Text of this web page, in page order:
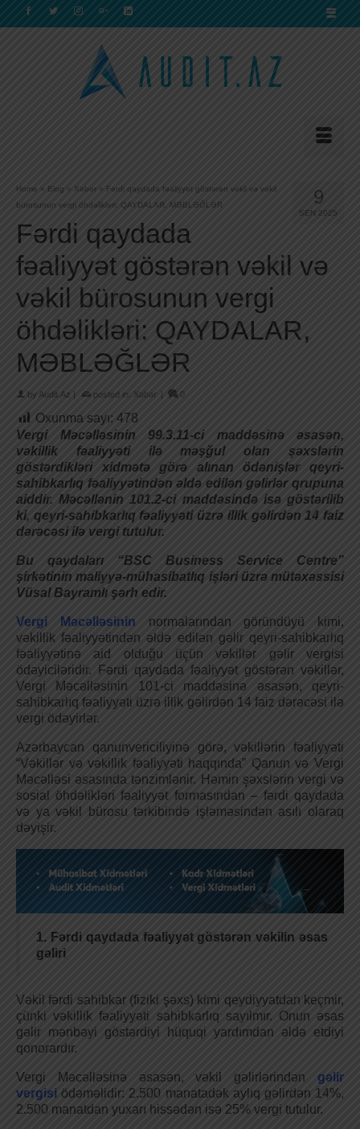
9
SEN 2025
Home » Blog » Xəbər » Fərdi qaydada fəaliyyət göstərən vəkil və vəkil
bürosunun vergi öhdəlikləri: QAYDALAR, MƏBLƏĞLƏR
Fərdi qaydada
fəaliyyət göstərən vəkil və
vəkil bürosunun vergi
öhdəlikləri: QAYDALAR,
MƏBLƏĞLƏR
by Audit.Az | posted in: Xəbər | 0
Oxunma sayı: 478
Vergi Məcəlləsinin 99.3.11-ci maddəsinə əsasən,
vəkillik fəaliyyəti ilə məşğul olan şəxslərin
göstərdikləri xidmətə görə alınan ödənişlər qeyri-
sahibkarlıq fəaliyyətindən əldə edilən gəlirlər qrupuna
aiddir. Məcəllənin 101.2-ci maddəsində isə göstərilib
ki, qeyri-sahibkarlıq fəaliyyəti üzrə illik gəlirdən 14 faiz
dərəcəsi ilə vergi tutulur.
Bu qaydaları “BSC Business Service Centre”
şirkətinin maliyyə-mühasibatlıq işləri üzrə mütəxəssisi
Vüsal Bayramlı şərh edir.
Vergi Məcəlləsinin normalarından göründüyü kimi,
vəkillik fəaliyyətindən əldə edilən gəlir qeyri-sahibkarlıq
fəaliyyətinə aid olduğu üçün vəkillər gəlir vergisi
ödəyiciləridir. Fərdi qaydada fəaliyyət göstərən vəkillər,
Vergi Məcəlləsinin 101-ci maddəsinə əsasən, qeyri-
sahibkarlıq fəaliyyəti üzrə illik gəlirdən 14 faiz dərəcəsi ilə
vergi ödəyirlər.
Azərbaycan qanunvericiliyinə görə, vəkillərin fəaliyyəti
“Vəkillər və vəkillik fəaliyyəti haqqında” Qanun və Vergi
Məcəlləsi əsasında tənzimlənir. Həmin şəxslərin vergi və
sosial öhdəlikləri fəaliyyət formasından – fərdi qaydada
və ya vəkil bürosu tərkibində işləməsindən asılı olaraq
dəyişir.
1. Fərdi qaydada fəaliyyət göstərən vəkilin əsas
gəliri
Vəkil fərdi sahibkar (fiziki şəxs) kimi qeydiyyatdan keçmir,
çünki vəkillik fəaliyyəti sahibkarlıq sayılmır. Onun əsas
gəlir mənbəyi göstərdiyi hüquqi yardımdan əldə etdiyi
qonorardır.
Vergi Məcəlləsinə əsasən, vəkil gəlirlərindən gəlir
vergisi ödəməlidir: 2.500 manatadək aylıq gəlirdən 14%,
2.500 manatdan yuxarı hissədən isə 25% vergi tutulur.